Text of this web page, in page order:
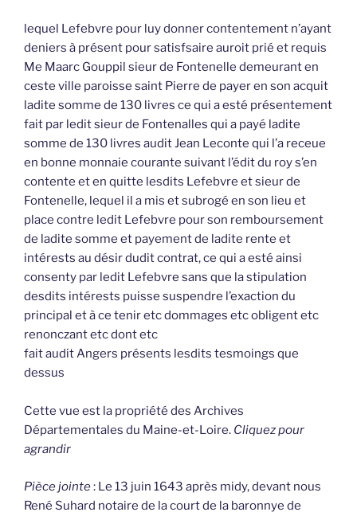
lequel Lefebvre pour luy donner contentement n’ayant
deniers à présent pour satisfsaire auroit prié et requis
Me Maarc Gouppil sieur de Fontenelle demeurant en
ceste ville paroisse saint Pierre de payer en son acquit
ladite somme de 130 livres ce qui a esté présentement
fait par ledit sieur de Fontenalles qui a payé ladite
somme de 130 livres audit Jean Leconte qui l’a receue
en bonne monnaie courante suivant l’édit du roy s’en
contente et en quitte lesdits Lefebvre et sieur de
Fontenelle, lequel il a mis et subrogé en son lieu et
place contre ledit Lefebvre pour son remboursement
de ladite somme et payement de ladite rente et
intérests au désir dudit contrat, ce qui a esté ainsi
consenty par ledit Lefebvre sans que la stipulation
desdits intérests puisse suspendre l’exaction du
principal et à ce tenir etc dommages etc obligent etc
renonczant etc dont etc
fait audit Angers présents lesdits tesmoings que
dessus
Cette vue est la propriété des Archives
Départementales du Maine-et-Loire. Cliquez pour
agrandir
Pièce jointe: Le 13 juin 1643 après midy, devant nous
René Suhard notaire de la court de la baronnye de